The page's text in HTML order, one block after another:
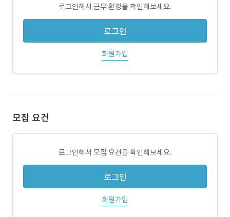
로그인해서 근무 환경을 확인해보세요.
로그인
회원가입
모집 요건
로그인해서 모집 요건을 확인해보세요.
로그인
회원가입